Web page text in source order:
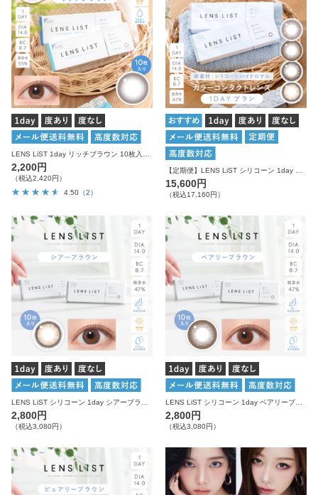
2,200円
（税込2,420円）
4.50 （2）
15,600円
（税込17,160円）
LENS LiST シリコーン 1day シアーブラウン 10枚入り レンズリスト サークル カラコン
2,800円
（税込3,080円）
LENS LiST シリコーン 1day ベアリーブラウン 10枚入り レンズリスト サークル カラコン
2,800円
（税込3,080円）